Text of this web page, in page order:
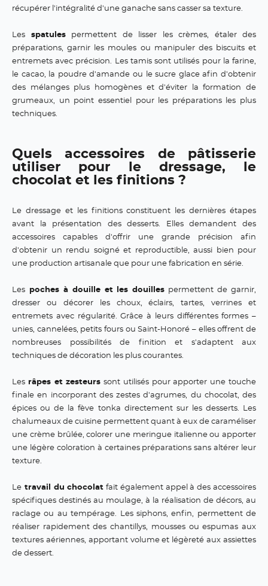
récupérer l'intégralité d'une ganache sans casser sa texture.
Les spatulespermettent de lisser les crèmes, étaler des
préparations, garnir les moules ou manipuler des biscuits et
entremets avec précision. Les tamis sont utilisés pour la farine,
le cacao, la poudre d'amande ou le sucre glace afin d'obtenir
des mélanges plus homogènes et d'éviter la formation de
grumeaux, un point essentiel pour les préparations les plus
techniques.
Quels accessoires de pâtisserie
utiliser pour le dressage, le
chocolat et les finitions ?
Le dressage et les finitions constituent les dernières étapes
avant la présentation des desserts. Elles demandent des
accessoires capables d'offrir une grande précision afin
d'obtenir un rendu soigné et reproductible, aussi bien pour
une production artisanale que pour une fabrication en série.
Les poches à douille et les douilles permettent de garnir,
dresser ou décorer les choux, éclairs, tartes, verrines et
entremets avec régularité. Grâce à leurs différentes formes –
unies, cannelées, petits fours ou Saint-Honoré – elles offrent de
nombreuses possibilités de finition et s'adaptent aux
techniques de décoration les plus courantes.
Les râpes et zesteurs sont utilisés pour apporter une touche
finale en incorporant des zestes d'agrumes, du chocolat, des
épices ou de la fève tonka directement sur les desserts. Les
chalumeaux de cuisine permettent quant à eux de caraméliser
une crème brûlée, colorer une meringue italienne ou apporter
une légère coloration à certaines préparations sans altérer leur
texture.
Le travail du chocolat fait également appel à des accessoires
spécifiques destinés au moulage, à la réalisation de décors, au
raclage ou au tempérage. Les siphons, enfin, permettent de
réaliser rapidement des chantillys, mousses ou espumas aux
textures aériennes, apportant volume et légèreté aux assiettes
de dessert.